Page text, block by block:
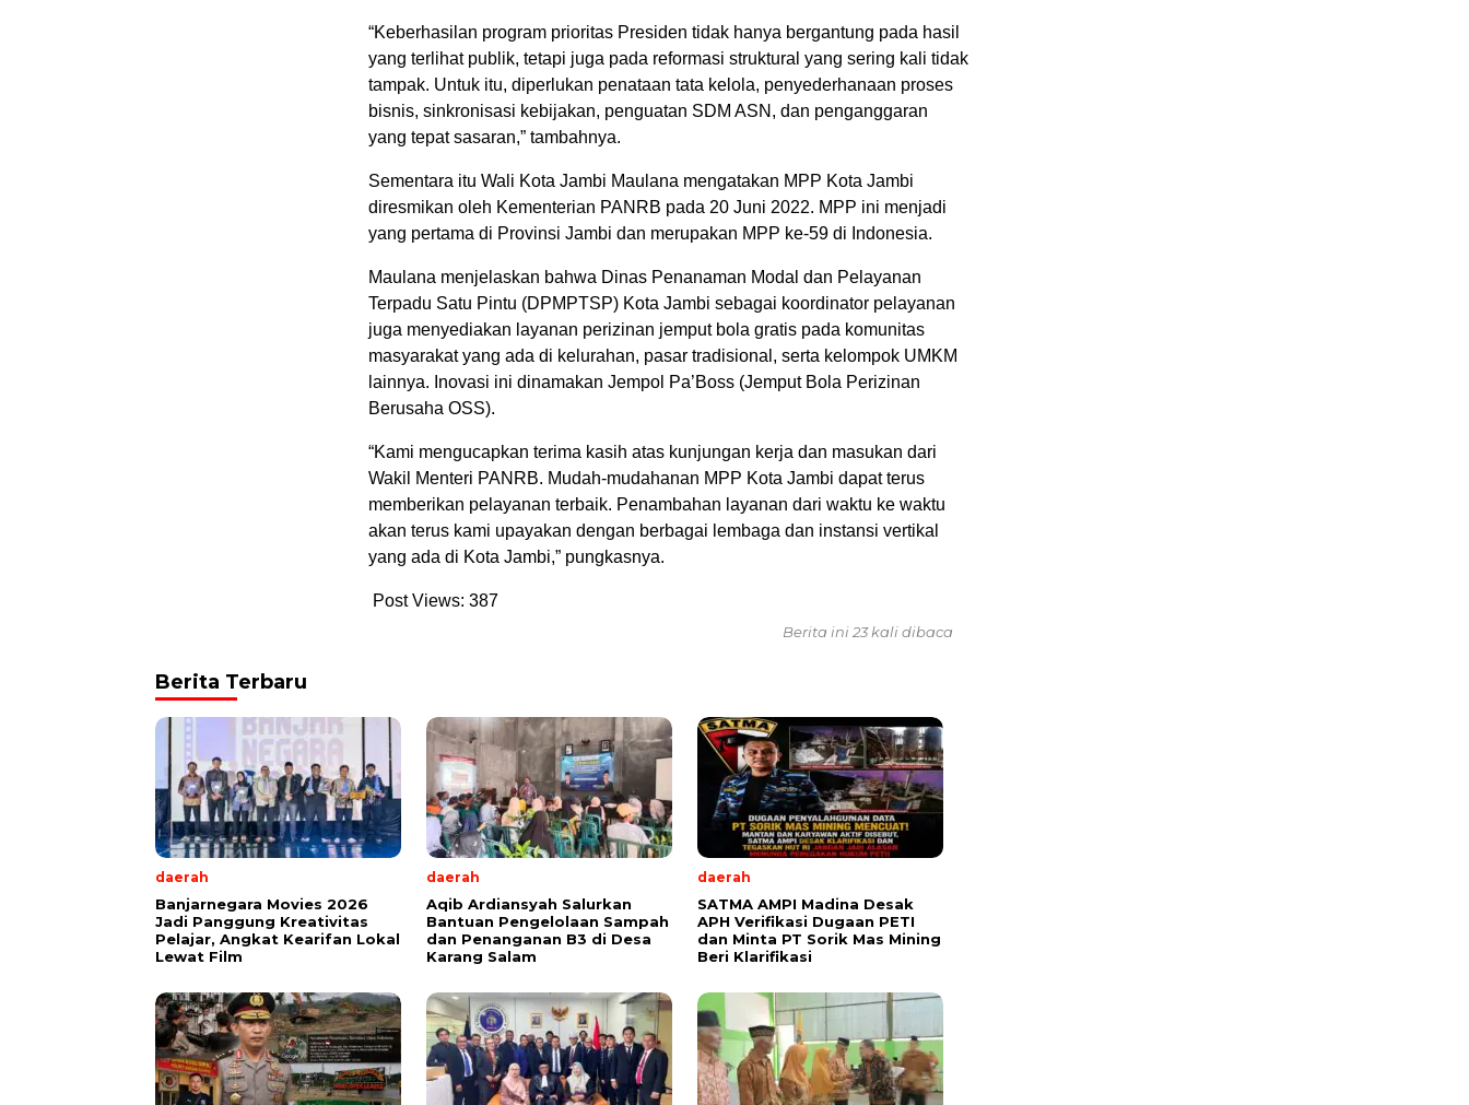
“Keberhasilan program prioritas Presiden tidak hanya bergantung pada hasil
yang terlihat publik, tetapi juga pada reformasi struktural yang sering kali tidak
tampak. Untuk itu, diperlukan penataan tata kelola, penyederhanaan proses
bisnis, sinkronisasi kebijakan, penguatan SDM ASN, dan penganggaran
yang tepat sasaran,” tambahnya.
Sementara itu Wali Kota Jambi Maulana mengatakan MPP Kota Jambi
diresmikan oleh Kementerian PANRB pada 20 Juni 2022. MPP ini menjadi
yang pertama di Provinsi Jambi dan merupakan MPP ke-59 di Indonesia.
Maulana menjelaskan bahwa Dinas Penanaman Modal dan Pelayanan
Terpadu Satu Pintu (DPMPTSP) Kota Jambi sebagai koordinator pelayanan
juga menyediakan layanan perizinan jemput bola gratis pada komunitas
masyarakat yang ada di kelurahan, pasar tradisional, serta kelompok UMKM
lainnya. Inovasi ini dinamakan Jempol Pa’Boss (Jemput Bola Perizinan
Berusaha OSS).
“Kami mengucapkan terima kasih atas kunjungan kerja dan masukan dari
Wakil Menteri PANRB. Mudah-mudahanan MPP Kota Jambi dapat terus
memberikan pelayanan terbaik. Penambahan layanan dari waktu ke waktu
akan terus kami upayakan dengan berbagai lembaga dan instansi vertikal
yang ada di Kota Jambi,” pungkasnya.
Post Views: 387
Berita ini 23 kali dibaca
Berita Terbaru
daerah
Banjarnegara Movies 2026
Jadi Panggung Kreativitas
Pelajar, Angkat Kearifan Lokal
Lewat Film
daerah
Aqib Ardiansyah Salurkan
Bantuan Pengelolaan Sampah
dan Penanganan B3 di Desa
Karang Salam
daerah
SATMA AMPI Madina Desak
APH Verifikasi Dugaan PETI
dan Minta PT Sorik Mas Mining
Beri Klarifikasi